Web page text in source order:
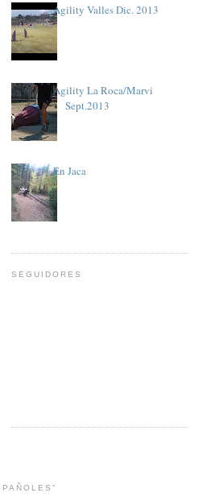
Agility Valles Dic. 2013
Agility La Roca/Marvi
Sept.2013
En Jaca
SEGUIDORES